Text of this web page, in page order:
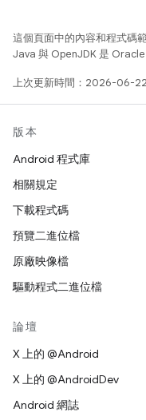
這個頁面中的內容和程式碼
Java 與 OpenJDK 是 Oracle
上次更新時間：2026-06-22
版本
Android 程式庫
相關規定
下載程式碼
預覽二進位檔
原廠映像檔
驅動程式二進位檔
論壇
X 上的 @Android
X 上的 @AndroidDev
Android 網誌